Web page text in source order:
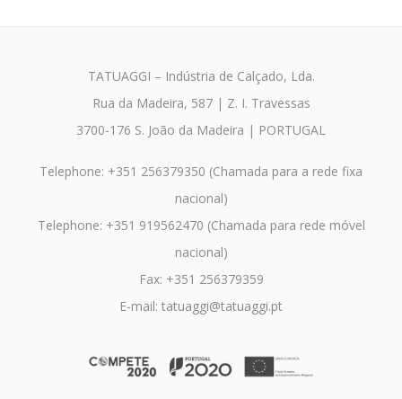
TATUAGGI – Indústria de Calçado, Lda.
Rua da Madeira, 587 | Z. I. Travessas
3700-176 S. João da Madeira | PORTUGAL
Telephone: +351 256379350 (Chamada para a rede fixa
nacional)
Telephone: +351 919562470 (Chamada para rede móvel
nacional)
Fax: +351 256379359
E-mail: tatuaggi@tatuaggi.pt